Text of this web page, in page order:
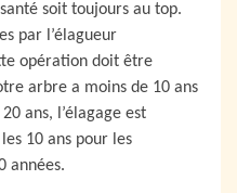
soit toujours au top.
par l’élagueur
opération doit être
arbre a moins de 10 ans
ans, l’élagage est
10 ans pour les
années.